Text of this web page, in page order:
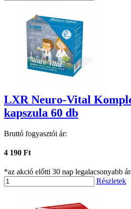
LXR Neuro-Vital
kapszula 60 db
Bruttó fogyasztói ár:
4 190 Ft
*az akció előtti 30 nap legalacsonyabb
Részletek